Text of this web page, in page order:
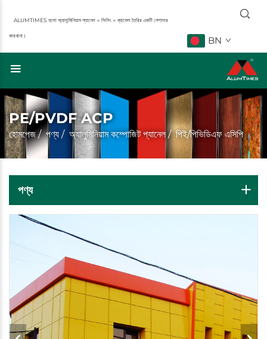
ALUMTIMES হলো অ্যালুমিনিয়াম প্যানেল ※ সিলিং ※ ব্যাফেল তৈরির একটি পেশাদার
কারখানা। BN
PE/PVDF ACP
হোমপেজ/পণ্য / অ্যালুমিনিয়াম কম্পোজিট প্যানেল /পিই/পিভিডিএফ এসিপি
পণ্য